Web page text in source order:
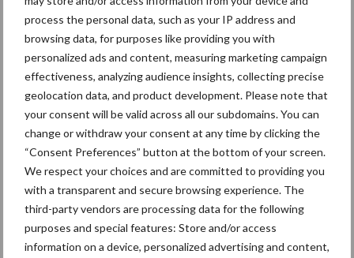
process the personal data, such as your IP address and
browsing data, for purposes like providing you with
personalized ads and content, measuring marketing campaign
effectiveness, analyzing audience insights, collecting precise
geolocation data, and product development. Please note that
your consent will be valid across all our subdomains. You can
change or withdraw your consent at any time by clicking the
“Consent Preferences” button at the bottom of your screen.
We respect your choices and are committed to providing you
with a transparent and secure browsing experience. The
third-party vendors are processing data for the following
purposes and special features: Store and/or access
information on a device, personalized advertising and content,
Sidebar
7 aug
Britse varkenssector vreest
afzetcrisis in het najaar
7 aug
Grondstoffenmarkt blijft grillig:
droogte en geopolitiek houden
handel in de greep
5 aug
“Vraag naar praktische
hygieneoplossingen is in Polen
groter dan ooit”